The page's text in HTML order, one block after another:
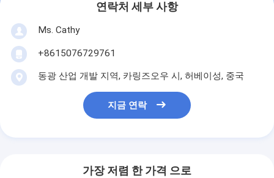
연락처 세부 사항
Ms. Cathy
+8615076729761
동광 산업 개발 지역, 카링즈오우 시, 허베이성, 중국
지금 연락
가장 저렴 한 가격 으로